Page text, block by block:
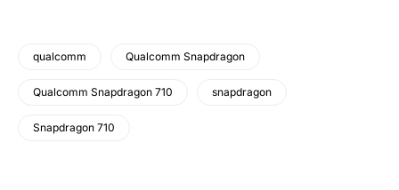
qualcomm Qualcomm Snapdragon
Qualcomm Snapdragon 710 snapdragon
Snapdragon 710